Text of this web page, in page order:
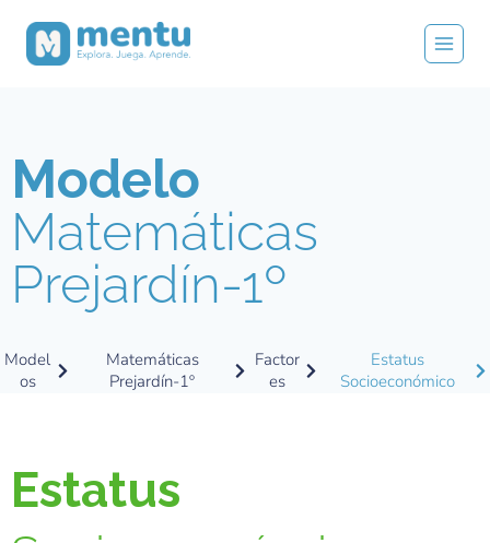
Modelo
Matemáticas
Prejardín-1º
Model
os
Matemáticas
Prejardín-1º
Factor
es
Estatus
Socioeconómico
Estatus